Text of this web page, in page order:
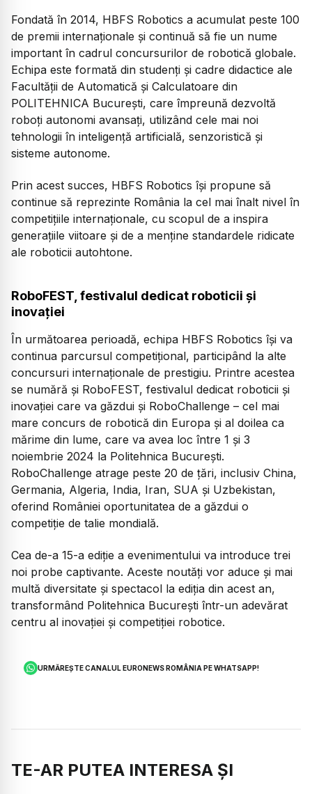
Fondată în 2014, HBFS Robotics a acumulat peste 100
de premii internaționale și continuă să fie un nume
important în cadrul concursurilor de robotică globale.
Echipa este formată din studenți și cadre didactice ale
Facultății de Automatică și Calculatoare din
POLITEHNICA București, care împreună dezvoltă
roboți autonomi avansați, utilizând cele mai noi
tehnologii în inteligență artificială, senzoristică și
sisteme autonome.
Prin acest succes, HBFS Robotics își propune să
continue să reprezinte România la cel mai înalt nivel în
competițiile internaționale, cu scopul de a inspira
generațiile viitoare și de a menține standardele ridicate
ale roboticii autohtone.
RoboFEST, festivalul dedicat roboticii și
inovației
În următoarea perioadă, echipa HBFS Robotics își va
continua parcursul competițional, participând la alte
concursuri internaționale de prestigiu. Printre acestea
se numără și RoboFEST, festivalul dedicat roboticii și
inovației care va găzdui și RoboChallenge – cel mai
mare concurs de robotică din Europa și al doilea ca
mărime din lume, care va avea loc între 1 și 3
noiembrie 2024 la Politehnica București.
RoboChallenge atrage peste 20 de țări, inclusiv China,
Germania, Algeria, India, Iran, SUA și Uzbekistan,
oferind României oportunitatea de a găzdui o
competiție de talie mondială.
Cea de-a 15-a ediție a evenimentului va introduce trei
noi probe captivante. Aceste noutăți vor aduce și mai
multă diversitate și spectacol la ediția din acest an,
transformând Politehnica București într-un adevărat
centru al inovației și competiției robotice.
URMĂREȘTE CANALUL EURONEWS ROMÂNIA PE WHATSAPP!
TE-AR PUTEA INTERESA ȘI